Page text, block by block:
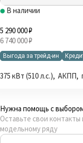
В наличии
5 290 000 ₽
6 740 000 ₽
Выгода за трейд-ин
375 кВт (510 л.с.),
Нужна помощь с
Оставьте свои
модельному ряду